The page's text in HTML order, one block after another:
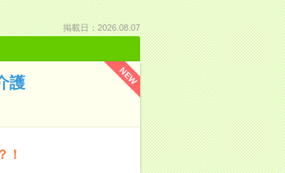
掲載日：2026.08.07
NEW
護
！